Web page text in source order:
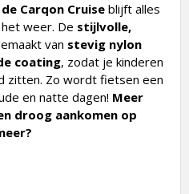
Carqon Cruise blijft alles
weer. De stijlvolle,
van stevig nylon
coating, zodat je kinderen
zitten. Zo wordt fietsen een
en natte dagen! Meer
droog aankomen op